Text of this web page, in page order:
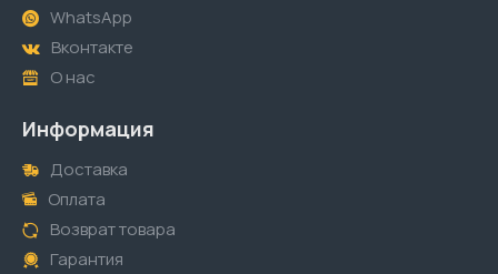
WhatsApp
Вконтакте
О нас
Информация
Доставка
Оплата
Возврат товара
Гарантия